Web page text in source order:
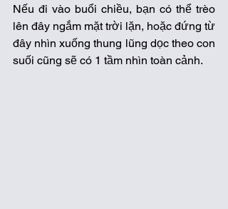
Nếu đi vào buổi chiều, bạn có thể trèo
lên đây ngắm mặt trời lặn, hoặc đứng từ
đây nhìn xuống thung lũng dọc theo con
suối cũng sẽ có 1 tầm nhìn toàn cảnh.